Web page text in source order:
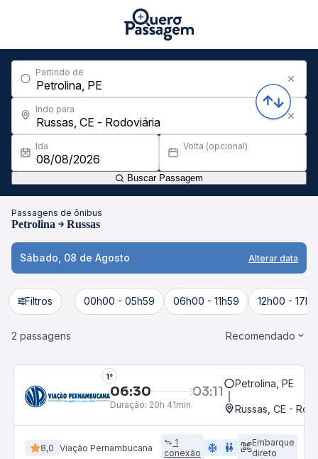
Partindo de
Indo para
Ida Volta (opcional)
Buscar Passagem
Passagens de ônibus
Petrolina Russas
Sábado, 08 de Agosto Alterar data
Filtros 00h00 - 05h59 06h00 - 11h59 12h00 -
2 passagens Recomendado
1°
06:30 03:11
Duração: 20h 41min
Petrolina, PE
Russas, CE -
8,0 Viação Pernambucana
1
conexão
ac_unit wc
Embarque
direto